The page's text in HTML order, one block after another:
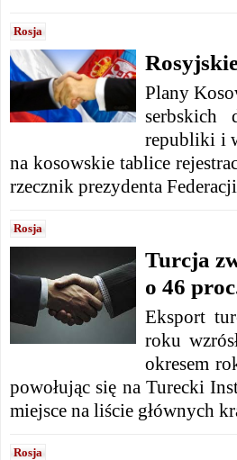
Rosja
Plany
serbskich
republiki i
na kosowskie tablice
rzecznik prezydenta
Rosja
Turcja
o 46
Eksport
roku
okresem
powołując się na Turecki
miejsce na liście głównych
Rosja